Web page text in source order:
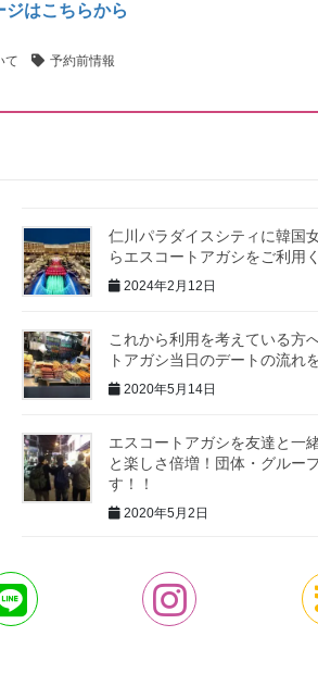
はこちらから
て 予約前情報
仁川パラダイスシティに韓国
らエスコートアガシをご利用
2024年2月12日
これから利用を考えている方
トアガシ当日のデートの流れ
2020年5月14日
エスコートアガシを友達と一
と楽しさ倍増！団体・グルー
す！！
2020年5月2日